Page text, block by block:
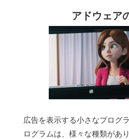
アドウェア
広告を表示する小さなプログ
ログラムは、様々な種類があ